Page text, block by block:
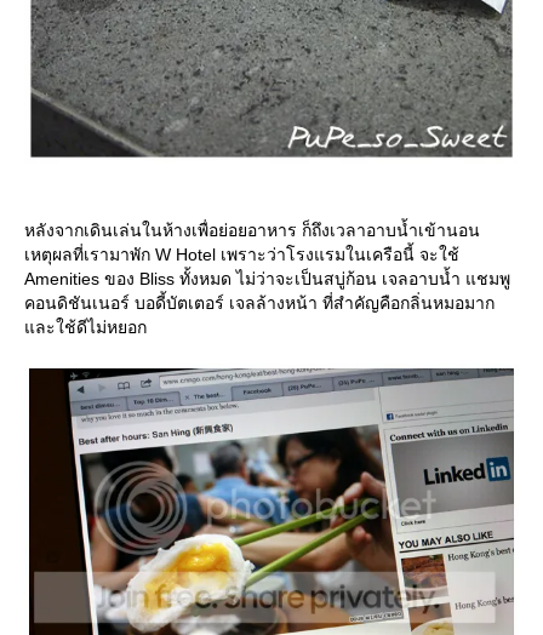
หลังจากเดินเล่นในห้างเพื่อย่อยอาหาร ก็ถึงเวลาอาบน้ำเข้านอน
เหตุผลที่เรามาพัก W Hotel เพราะว่าโรงแรมในเครือนี้ จะใช้
Amenities ของ Bliss ทั้งหมด ไม่ว่าจะเป็นสบู่ก้อน เจลอาบน้ำ แชมพู
คอนดิชันเนอร์ บอดี้บัตเตอร์ เจลล้างหน้า ที่สำคัญคือกลิ่นหมอมาก
ละใช้ดีไม่หยอก